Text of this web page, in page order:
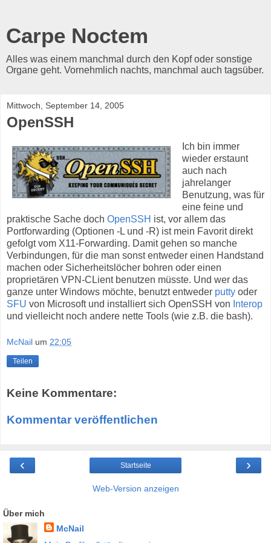
Carpe Noctem
Alles was einem manchmal durch den Kopf oder sonstige
Organe geht. Vornehmlich nachts, manchmal auch tagsüber.
Mittwoch, September 14, 2005
OpenSSH
Ich bin immer
wieder erstaunt
auch nach
jahrelanger
Benutzung, was für
eine feine und
praktische Sache doch OpenSSH ist, vor allem das
Portforwarding (Optionen -L und -R) ist mein Favorit direkt
gefolgt vom X11-Forwarding. Damit gehen so manche
Verbindungen, für die man sonst entweder einen Handstand
machen oder Sicherheitslöcher bohren oder einen
proprietären VPN-CLient benutzen müsste. Und wer das
ganze unter Windows möchte, benutzt entweder putty oder
SFU von Microsoft und installiert sich OpenSSH von Interop
und vielleicht noch andere nette Tools (wie z.B. die bash).
McNail um 22:05
Teilen
Keine Kommentare:
Kommentar veröffentlichen
‹ ›
Startseite
Web-Version anzeigen
Über mich
McNail